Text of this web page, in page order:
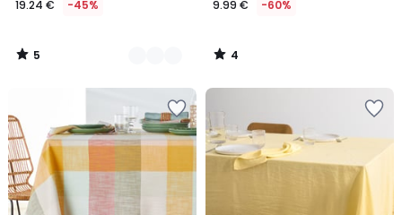
partir
19.24
€
de
34.99
€
45%
descuento
aplicado.
19.24 € -45%
5
/
9.99 € -60%
4
/